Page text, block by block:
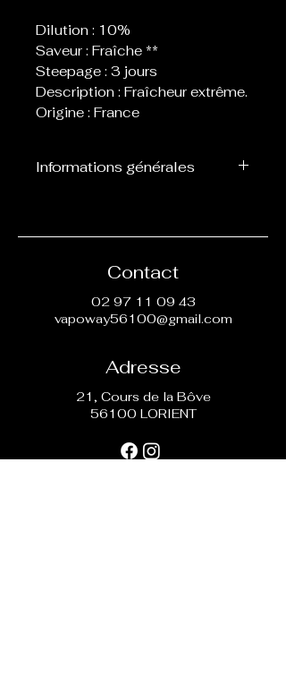
Dilution : 10%
Saveur : Fraîche **
Steepage : 3 jours
Description : Fraîcheur extrême.
Origine : France
Informations générales
peut pas être vapoté
Contact
02 97 11 09 43
vapoway56100@gmail.com
Adresse
21, Cours de la Bôve
56100 LORIENT